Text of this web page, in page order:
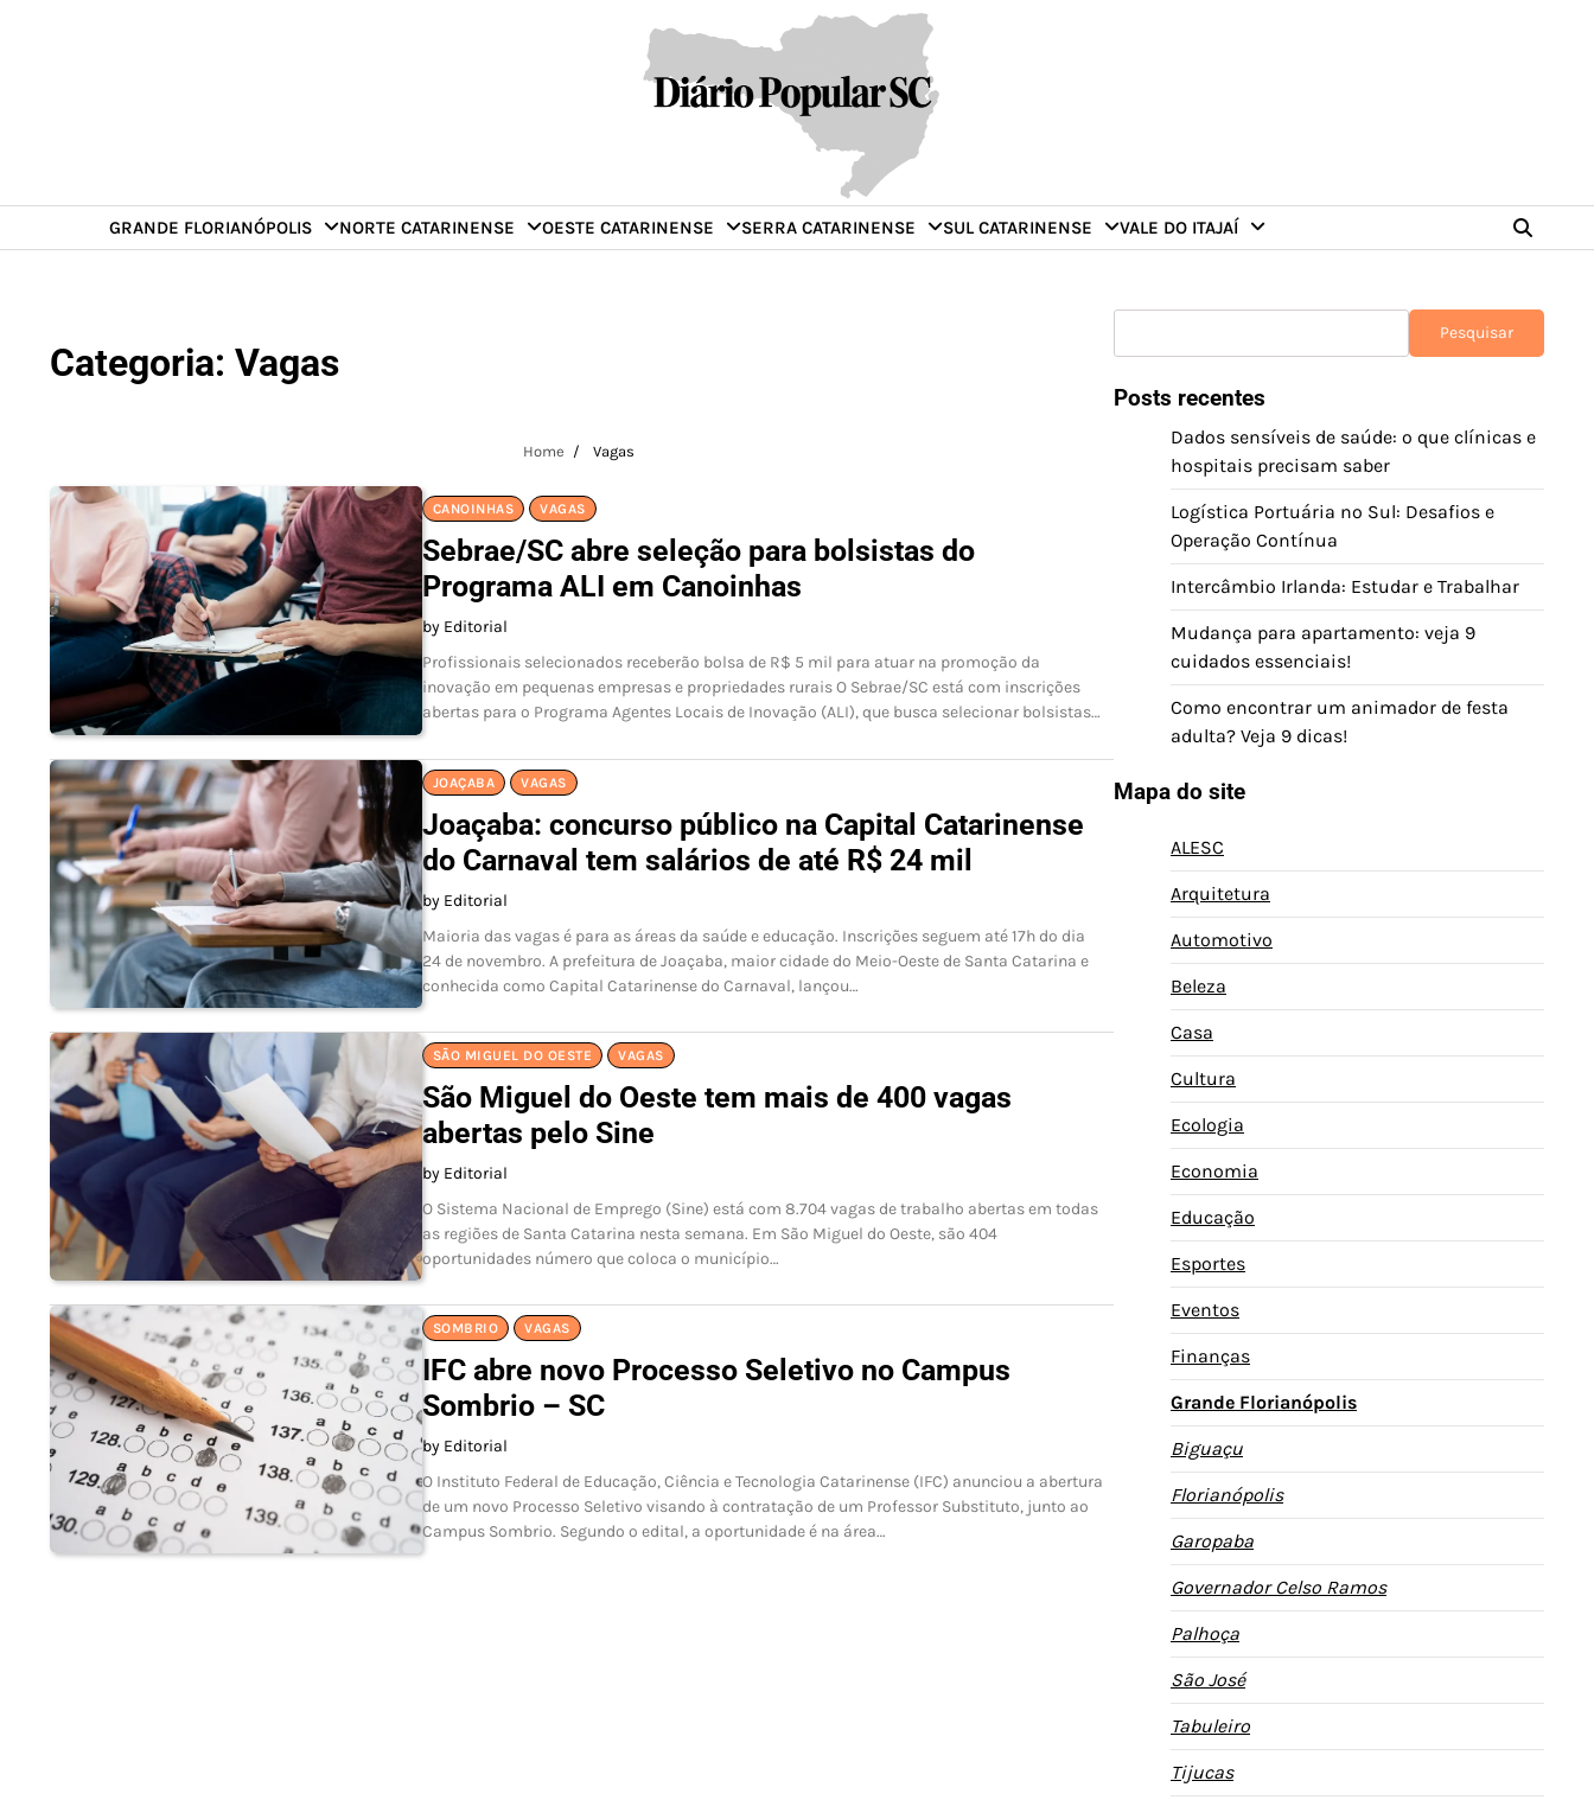
GRANDE FLORIANÓPOLIS NORTE CATARINENSE OESTE CATARINENSE SERRA CATARINENSE SUL CATARINENSE VALE DO ITAJAÍ
Categoria: Vagas
Home Vagas
CANOINHAS VAGAS
Sebrae/SC abre seleção para bolsistas do
Programa ALI em Canoinhas
by Editorial
Profissionais selecionados receberão bolsa de R$ 5 mil para atuar na promoção da
inovação em pequenas empresas e propriedades rurais O Sebrae/SC está com inscrições
abertas para o Programa Agentes Locais de Inovação (ALI), que busca selecionar bolsistas…
JOAÇABA VAGAS
Joaçaba: concurso público na Capital Catarinense
do Carnaval tem salários de até R$ 24 mil
by Editorial
Maioria das vagas é para as áreas da saúde e educação. Inscrições seguem até 17h do dia
24 de novembro. A prefeitura de Joaçaba, maior cidade do Meio-Oeste de Santa Catarina e
conhecida como Capital Catarinense do Carnaval, lançou…
SÃO MIGUEL DO OESTE VAGAS
São Miguel do Oeste tem mais de 400 vagas
abertas pelo Sine
by Editorial
O Sistema Nacional de Emprego (Sine) está com 8.704 vagas de trabalho abertas em todas
as regiões de Santa Catarina nesta semana. Em São Miguel do Oeste, são 404
oportunidades número que coloca o município…
SOMBRIO VAGAS
IFC abre novo Processo Seletivo no Campus
Sombrio – SC
by Editorial
O Instituto Federal de Educação, Ciência e Tecnologia Catarinense (IFC) anunciou a abertura
de um novo Processo Seletivo visando à contratação de um Professor Substituto, junto ao
Campus Sombrio. Segundo o edital, a oportunidade é na área…
Pesquisar
Posts recentes
Dados sensíveis de saúde: o que clínicas e
hospitais precisam saber
Logística Portuária no Sul: Desafios e
Operação Contínua
Intercâmbio Irlanda: Estudar e Trabalhar
Mudança para apartamento: veja 9
cuidados essenciais!
Como encontrar um animador de festa
adulta? Veja 9 dicas!
Mapa do site
ALESC
Arquitetura
Automotivo
Beleza
Casa
Cultura
Ecologia
Economia
Educação
Esportes
Eventos
Finanças
Grande Florianópolis
Biguaçu
Florianópolis
Garopaba
Governador Celso Ramos
Palhoça
São José
Tabuleiro
Tijucas